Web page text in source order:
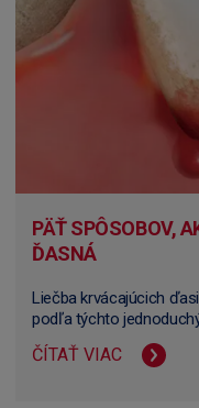
PÄŤ SPÔSOBOV,
ĎASNÁ
Liečba krvácajúcich
podľa týchto
ČÍTAŤ VIAC